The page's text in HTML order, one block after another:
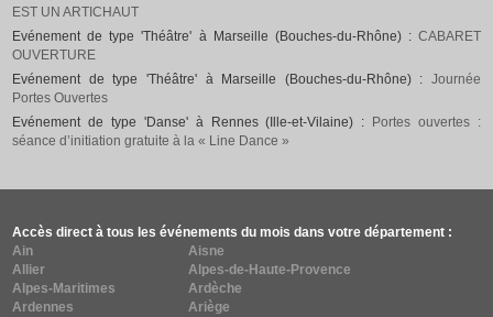
EST UN ARTICHAUT
Evénement de type 'Théâtre' à Marseille (Bouches-du-Rhône) : CABARET
OUVERTURE
Evénement de type 'Théâtre' à Marseille (Bouches-du-Rhône) : Journée
Portes Ouvertes
Evénement de type 'Danse' à Rennes (Ille-et-Vilaine) :
Portes ouvertes :
séance d’initiation gratuite à la « Line Dance »
Accès direct à tous les événements du mois dans votre département :
Ain
Aisne
Allier
Alpes-de-Haute-Provence
Alpes-Maritimes
Ardèche
Ardennes
Ariège